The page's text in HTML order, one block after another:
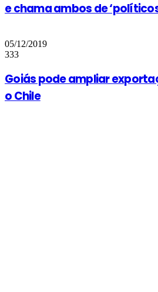
e chama ambos de
05/12/2019
333
Goiás pode ampliar
o Chile